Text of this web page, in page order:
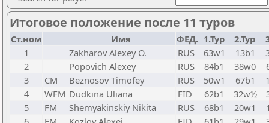
Итоговое положение после 11 туров
Ст.ном Имя ФЕД. 1.Тур 2.Тур
1
Zakharov Alexey O. RUS 63w1 13b1
2
Popovich Alexey RUS 84b1 38w0
3
CM Beznosov Timofey RUS 50w1 67b1
4
WFM Dudkina Uliana FID 62b1 32w½
5
FM Shemyakinskiy Nikita RUS 68b1 20w1